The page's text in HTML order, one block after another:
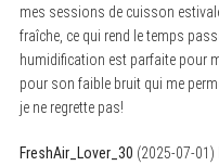
mes sessions de cuisson
fraîche, ce qui rend le temps
humidification est parfaite pour
pour son faible bruit qui me
je ne regrette pas!
FreshAir_Lover_30 (2025-07-01)